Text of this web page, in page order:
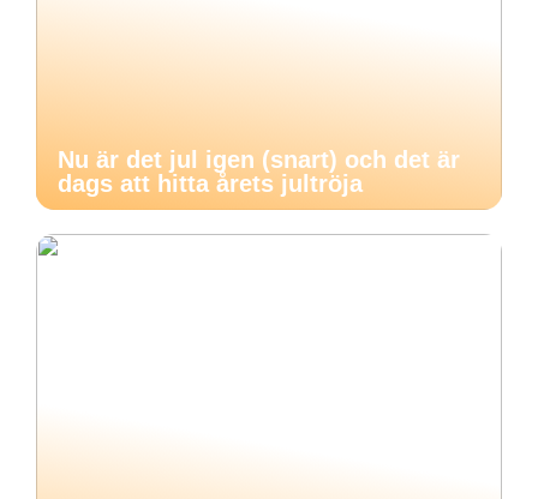
Nu är det jul igen (snart) och det är
dags att hitta årets jultröja